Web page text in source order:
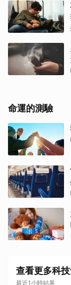
命運的測驗
查看更多科
最近1小時結果